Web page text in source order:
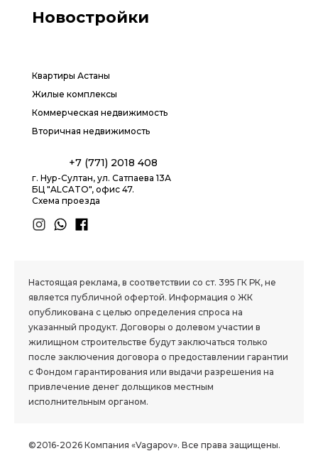
Новостройки
Квартиры Астаны
Жилые комплексы
Коммерческая недвижимость
Вторичная недвижимость
+7 (771) 2018 408
г. Нур-Султан, ул. Сатпаева 13А
БЦ "ALCATO", офис 47.
Схема проезда
Настоящая реклама, в соответствии со ст. 395 ГК РК, не
является публичной офертой. Информация о ЖК
опубликована с целью определения спроса на
указанный продукт. Договоры о долевом участии в
жилищном строительстве будут заключаться только
после заключения договора о предоставлении гарантии
с Фондом гарантирования или выдачи разрешения на
привлечение денег дольщиков местным
исполнительным органом.
©2016-2026 Компания «Vagapov». Все права защищены.